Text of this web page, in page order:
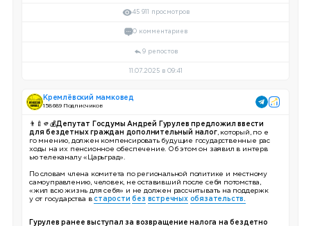
45 911 просмотров
0 комментариев
9 репостов
11.07.2025 в 09:41
Кремлёвский мамковед
158 689 Подписчиков
👨‍🍼🫵💰Депутат Госдумы Андрей Гурулев предложил ввести
для бездетных граждан дополнительный налог, который, по е
го мнению, должен компенсировать будущие государственные рас
ходы на их пенсионное обеспечение. Об этом он заявил в интерв
ью телеканалу «Царьград».
По словам члена комитета по региональной политике и местному
самоуправлению, человек, не оставивший после себя потомства,
«жил всю жизнь для себя» и не должен рассчитывать на поддержк
у от государства встарости без встречных обязательств.
Гурулев ранее выступал за возвращение налога на бездетно